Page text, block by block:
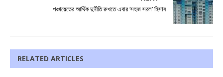
পঞ্চায়েতের আর্থিক দুর্নীতি রুখতে এবার ‘সহজ সরল’ হিসাব
RELATED ARTICLES